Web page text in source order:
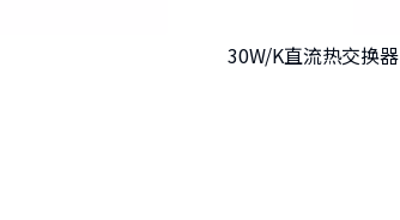
30W/K直流热交换器